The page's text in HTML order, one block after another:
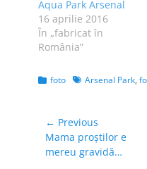
mutat, deşi cred că
toată lumea…
Aqua Park Arsenal
16 aprilie 2016
În „fabricat în
România”
Categories
foto TagsArsenal Park,
Navigare
în
articole
← Previous
Previous
post:
Mama proştilor e
mereu gravidă…